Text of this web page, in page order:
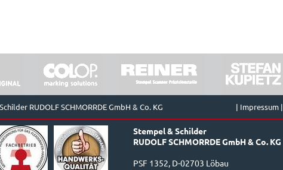
RUDOLF SCHMORRDE GmbH & Co. KG | Impressum |
Stempel & Schilder
RUDOLF SCHMORRDE GmbH & Co. KG
PSF 1352, D-02703 Löbau